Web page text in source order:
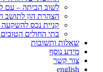
לשוב הביתה – עם
הצהרת הון לתושב
קניית נכס
בתי החולים
שאלות ותשובות
מידע נוסף
צור קשר
english